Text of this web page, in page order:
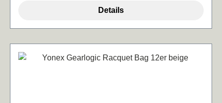
Details